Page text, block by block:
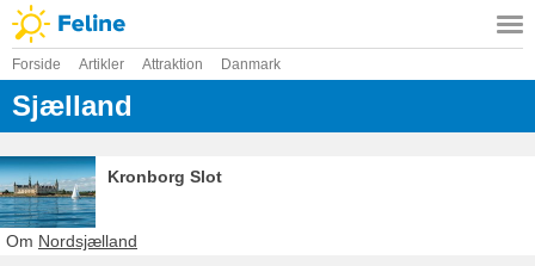
Forside Artikler Attraktion Danmark
Sjælland
Kronborg Slot
Om Nordsjælland